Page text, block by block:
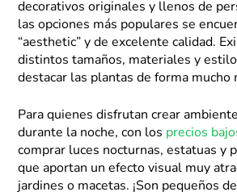
decorativos originales y llenos de
las opciones más populares se
“aesthetic” y de excelente calidad.
distintos tamaños, materiales y
destacar las plantas de forma mucho
Para quienes disfrutan crear
durante la noche, con los precios
comprar luces nocturnas, estatuas y
que aportan un efecto visual muy
jardines o macetas. ¡Son pequeños